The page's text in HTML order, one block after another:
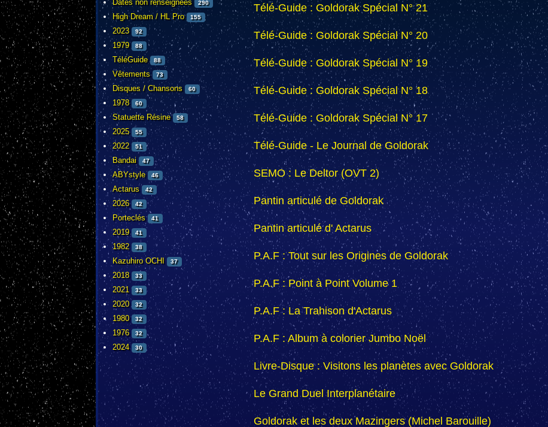
Dates non renseignées 290
High Dream / HL Pro 155
2023 92
1979 88
TéléGuide 88
Vêtements 73
Disques / Chansons 60
1978 60
Statuette Résine 58
2025 55
2022 51
Bandai 47
ABYstyle 46
Actarus 42
2026 42
Porteclés 41
2019 41
1982 38
Kazuhiro OCHI 37
2018 33
2021 33
2020 32
1980 32
1976 32
2024 30
Télé-Guide : Goldorak Spécial N° 21
Télé-Guide : Goldorak Spécial N° 20
Télé-Guide : Goldorak Spécial N° 19
Télé-Guide : Goldorak Spécial N° 18
Télé-Guide : Goldorak Spécial N° 17
Télé-Guide - Le Journal de Goldorak
SEMO : Le Deltor (OVT 2)
Pantin articulé de Goldorak
Pantin articulé d' Actarus
P.A.F : Tout sur les Origines de Goldorak
P.A.F : Point à Point Volume 1
P.A.F : La Trahison d'Actarus
P.A.F : Album à colorier Jumbo Noël
Livre-Disque : Visitons les planètes avec Goldorak
Le Grand Duel Interplanétaire
Goldorak et les deux Mazingers (Michel Barouille)